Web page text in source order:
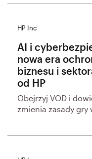
HP Inc
AI i
nowa era
biznesu i
od HP
Obejrzyj VOD i
zmienia zasady gry